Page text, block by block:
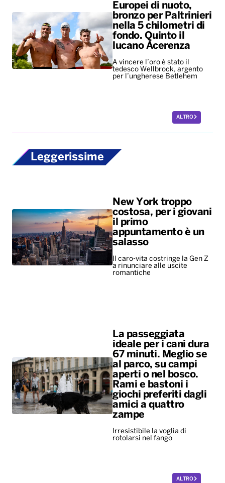
Europei di nuoto,
bronzo per Paltrinieri
nella 5 chilometri di
fondo. Quinto il
lucano Acerenza
A vincere l’oro è stato il
tedesco Wellbrock, argento
per l’ungherese Betlehem
ALTRO
Leggerissime
New York troppo
costosa, per i giovani
il primo
appuntamento è un
salasso
Il caro-vita costringe la Gen Z
a rinunciare alle uscite
romantiche
La passeggiata
ideale per i cani dura
67 minuti. Meglio se
al parco, su campi
aperti o nel bosco.
Rami e bastoni i
giochi preferiti dagli
amici a quattro
zampe
Irresistibile la voglia di
rotolarsi nel fango
ALTRO